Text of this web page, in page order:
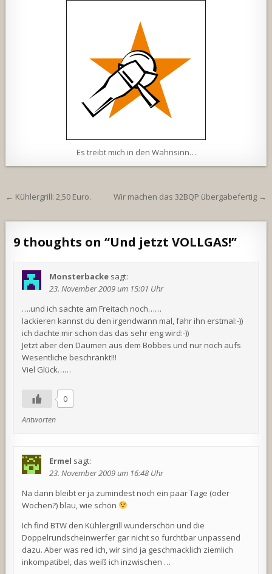
Es treibt mich in den Wahnsinn…
Beitragsnavigation
← Kühlergrill: 2,50 Euro. Wir machen das 32BQP übergabefertig →
9 thoughts on “Und jetzt VOLLGAS!”
Monsterbacke sagt:
23. November 2009 um 15:01 Uhr
….und ich sachte am Freitach noch……
lackieren kannst du den irgendwann mal, fahr ihn erstmal:-))
ich dachte mir schon das das sehr eng wird:-))
Jetzt aber den Daumen aus dem Bobbes und nur noch aufs
Wesentliche beschränkt!!!
Viel Glück……
0
Antworten
Ermel sagt:
23. November 2009 um 16:48 Uhr
Na dann bleibt er ja zumindest noch ein paar Tage (oder
Wochen?) blau, wie schön
Ich find BTW den Kühlergrill wunderschön und die
Doppelrundscheinwerfer gar nicht so furchtbar unpassend
dazu. Aber was red ich, wir sind ja geschmacklich ziemlich
inkompatibel, das weiß ich inzwischen …